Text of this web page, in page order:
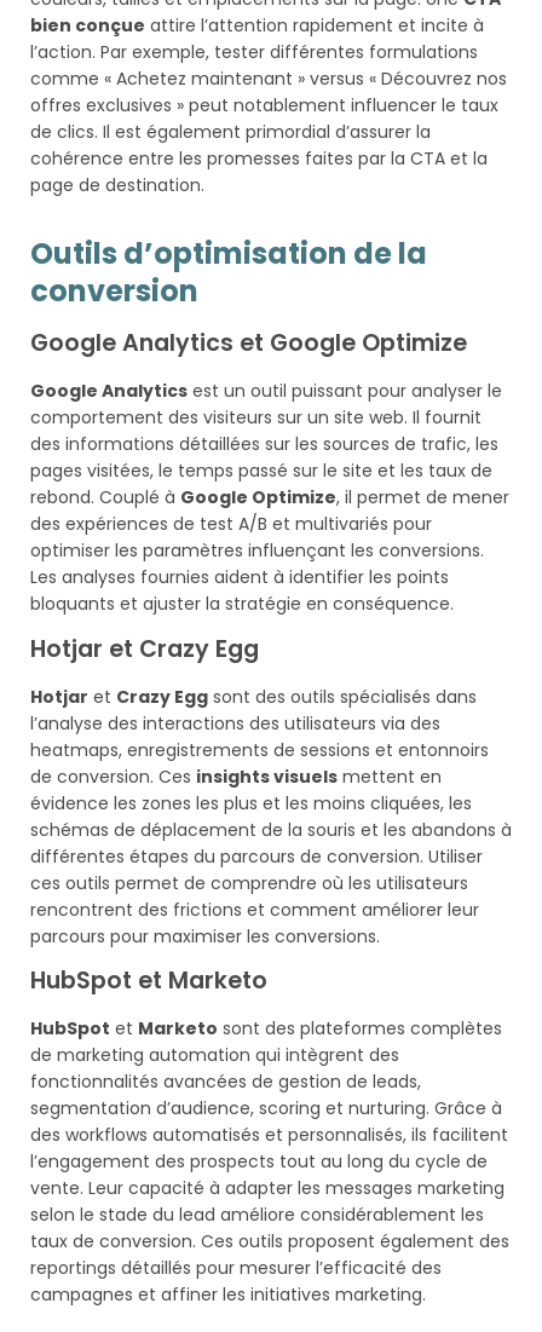
bien conçue attire l’attention rapidement et incite à
l’action. Par exemple, tester différentes formulations
comme « Achetez maintenant » versus « Découvrez nos
offres exclusives » peut notablement influencer le taux
de clics. Il est également primordial d’assurer la
cohérence entre les promesses faites par la CTA et la
page de destination.
Outils d’optimisation de la
conversion
Google Analytics et Google Optimize
Google Analytics est un outil puissant pour analyser le
comportement des visiteurs sur un site web. Il fournit
des informations détaillées sur les sources de trafic, les
pages visitées, le temps passé sur le site et les taux de
rebond. Couplé à Google Optimize, il permet de mener
des expériences de test A/B et multivariés pour
optimiser les paramètres influençant les conversions.
Les analyses fournies aident à identifier les points
bloquants et ajuster la stratégie en conséquence.
Hotjar et Crazy Egg
Hotjar et Crazy Egg sont des outils spécialisés dans
l’analyse des interactions des utilisateurs via des
heatmaps, enregistrements de sessions et entonnoirs
de conversion. Ces insights visuels mettent en
évidence les zones les plus et les moins cliquées, les
schémas de déplacement de la souris et les abandons à
différentes étapes du parcours de conversion. Utiliser
ces outils permet de comprendre où les utilisateurs
rencontrent des frictions et comment améliorer leur
parcours pour maximiser les conversions.
HubSpot et Marketo
HubSpot et Marketo sont des plateformes complètes
de marketing automation qui intègrent des
fonctionnalités avancées de gestion de leads,
segmentation d’audience, scoring et nurturing. Grâce à
des workflows automatisés et personnalisés, ils facilitent
l’engagement des prospects tout au long du cycle de
vente. Leur capacité à adapter les messages marketing
selon le stade du lead améliore considérablement les
taux de conversion. Ces outils proposent également des
reportings détaillés pour mesurer l’efficacité des
campagnes et affiner les initiatives marketing.